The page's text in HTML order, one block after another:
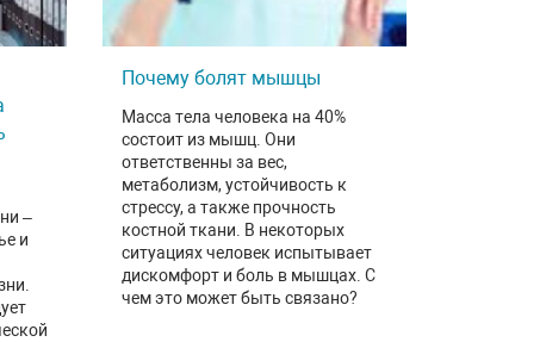
–
и
Почему болят мышцы
Масса тела человека на 40%
состоит из мышц. Они
ответственны за вес,
метаболизм, устойчивость к
стрессу, а также прочность
костной ткани. В некоторых
ситуациях человек испытывает
дискомфорт и боль в мышцах. С
чем это может быть связано?